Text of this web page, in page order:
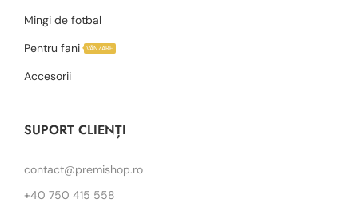
Mingi de fotbal
Pentru fani
VÂNZARE
Accesorii
SUPORT CLIENȚI
contact@premishop.ro
+40 750 415 558